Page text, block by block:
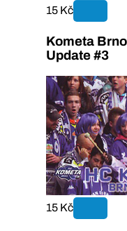
15 Kč
Kometa
Update #3
15 Kč